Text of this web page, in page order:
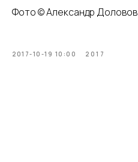
Фото © Александр Доловов
2017-10-19 10:00 2017